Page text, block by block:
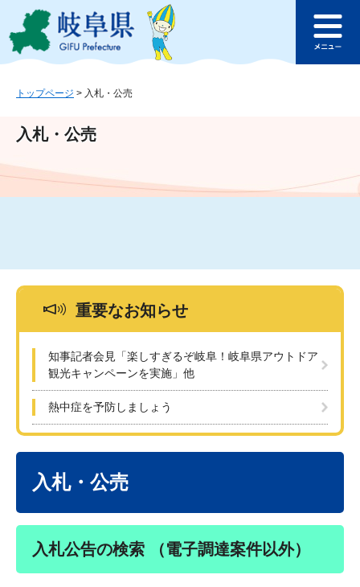
ジ
ュ
文
このページの本文へ
ュ
トップページ > 入札・公売
入札・公売
重要なお知らせ
知事記者会見「楽しすぎるぞ岐阜！岐阜県アウトドア
観光キャンペーンを実施」他
熱中症を予防しましょう
入札・公売
入札公告の検索 （電子調達案件以外）